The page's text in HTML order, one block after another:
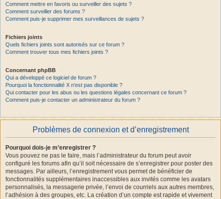
Comment mettre en favoris ou surveiller des sujets ?
Comment surveiller des forums ?
Comment puis-je supprimer mes surveillances de sujets ?
Fichiers joints
Quels fichiers joints sont autorisés sur ce forum ?
Comment trouver tous mes fichiers joints ?
Concernant phpBB
Qui a développé ce logiciel de forum ?
Pourquoi la fonctionnalité X n’est pas disponible ?
Qui contacter pour les abus ou les questions légales concernant ce forum ?
Comment puis-je contacter un administrateur du forum ?
Problèmes de connexion et d’enregistrement
Pourquoi dois-je m’enregistrer ?
Vous pouvez ne pas le faire, mais l’administrateur du forum peut avoir
configuré les forums afin qu’il soit nécessaire de s’enregistrer pour poster des
messages. Par ailleurs, l’enregistrement vous permet de bénéficier de
fonctionnalités supplémentaires inaccessibles aux invités comme les avatars
personnalisés, la messagerie privée, l’envoi de courriels aux autres membres,
l’adhésion à des groupes, etc. La création d’un compte est rapide et vivement